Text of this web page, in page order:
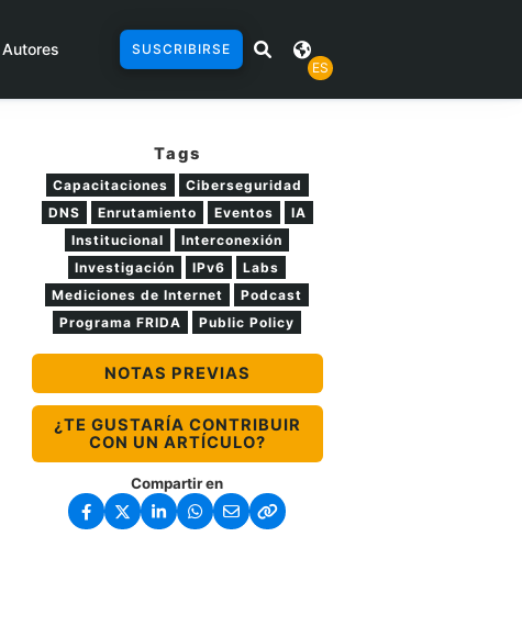
| Autores
SUSCRIBIRSE
ES
Tags
Capacitaciones
Ciberseguridad
DNS
Enrutamiento Eventos
IA
Institucional
Interconexión
Investigación
IPv6
Labs
Mediciones de Internet
Podcast
Programa FRIDA
Public Policy
NOTAS PREVIAS
¿TE GUSTARÍA CONTRIBUIR
CON UN ARTÍCULO?
Compartir en